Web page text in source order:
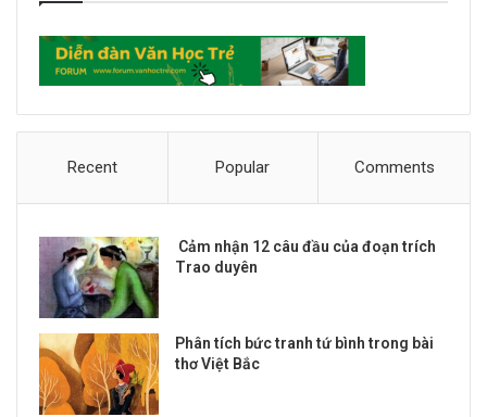
Recent Popular Comments
Cảm nhận 12 câu đầu của đoạn trích
Trao duyên
Phân tích bức tranh tứ bình trong bài
thơ Việt Bắc